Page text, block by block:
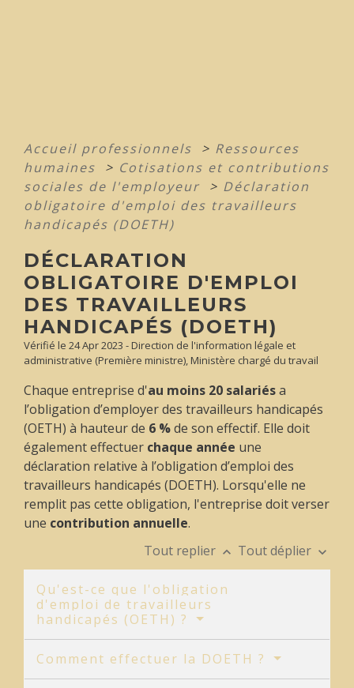
Accueil professionnels > Ressources
humaines
> Cotisations et contributions
sociales de l'employeur > Déclaration
obligatoire d'emploi des travailleurs
handicapés (DOETH)
DÉCLARATION
OBLIGATOIRE D'EMPLOI
DES TRAVAILLEURS
HANDICAPÉS (DOETH)
Vérifié le 24 Apr 2023 - Direction de l'information légale et
administrative (Première ministre), Ministère chargé du travail
Chaque entreprise d'au moins 20 salariésa
l’obligation d’employer des travailleurs handicapés
(OETH) à hauteur de 6 %de son effectif. Elle doit
également effectuer chaque année une
déclaration relative à l’obligation d’emploi des
travailleurs handicapés (DOETH). Lorsqu'elle ne
remplit pas cette obligation, l'entreprise doit verser
une contribution annuelle.
Tout replier keyboard_arrow_up Tout déplier keyboard_arrow_down
Qu'est-ce que l'obligation
d'emploi de travailleurs
handicapés (OETH) ?
Comment effectuer la DOETH ?